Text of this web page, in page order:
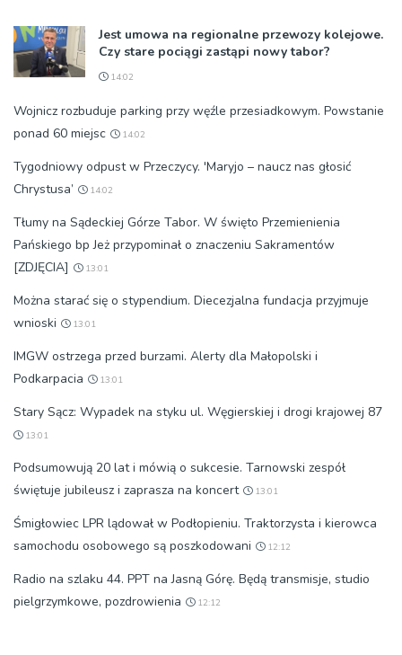
Jest umowa na regionalne przewozy kolejowe.
Czy stare pociągi zastąpi nowy tabor?
14:02
Wojnicz rozbuduje parking przy węźle przesiadkowym. Powstanie
ponad 60 miejsc
14:02
Tygodniowy odpust w Przeczycy. 'Maryjo – naucz nas głosić
Chrystusa’
14:02
Tłumy na Sądeckiej Górze Tabor. W święto Przemienienia
Pańskiego bp Jeż przypominał o znaczeniu Sakramentów
[ZDJĘCIA]
13:01
Można starać się o stypendium. Diecezjalna fundacja przyjmuje
wnioski
13:01
IMGW ostrzega przed burzami. Alerty dla Małopolski i
Podkarpacia
13:01
Stary Sącz: Wypadek na styku ul. Węgierskiej i drogi krajowej 87
13:01
Podsumowują 20 lat i mówią o sukcesie. Tarnowski zespół
świętuje jubileusz i zaprasza na koncert
13:01
Śmigłowiec LPR lądował w Podłopieniu. Traktorzysta i kierowca
samochodu osobowego są poszkodowani
12:12
Radio na szlaku 44. PPT na Jasną Górę. Będą transmisje, studio
pielgrzymkowe, pozdrowienia
12:12